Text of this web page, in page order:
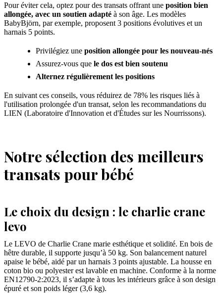
Pour éviter cela, optez pour des transats offrant une position bien
allongée, avec un soutien adapté à son âge. Les modèles
BabyBjörn, par exemple, proposent 3 positions évolutives et un
harnais 5 points.
Privilégiez une position allongée pour les nouveau-nés
Assurez-vous que le dos est bien soutenu
Alternez régulièrement les positions
En suivant ces conseils, vous réduirez de 78% les risques liés à
l'utilisation prolongée d'un transat, selon les recommandations du
LIEN (Laboratoire d'Innovation et d'Études sur les Nourrissons).
Notre sélection des meilleurs
transats pour bébé
Le choix du design : le charlie crane
levo
Le LEVO de Charlie Crane marie esthétique et solidité. En bois de
hêtre durable, il supporte jusqu’à 50 kg. Son balancement naturel
apaise le bébé, aidé par un harnais 3 points ajustable. La housse en
coton bio ou polyester est lavable en machine. Conforme à la norme
EN12790-2:2023, il s’adapte à tous les intérieurs grâce à son design
épuré et son poids léger (3,6 kg).